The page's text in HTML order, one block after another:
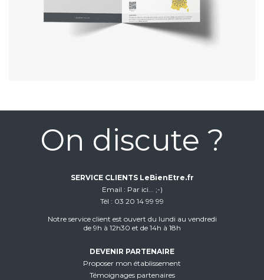
On discute ?
SERVICE CLIENTS LeBienEtre.fr
Email
Par ici... ;-)
Tél
03 20 14 99 99
Notre service client est ouvert du lundi au vendredi
de 9h à 12h30 et de 14h à 18h
DEVENIR PARTENAIRE
Proposer mon établissement
Témoignages partenaires